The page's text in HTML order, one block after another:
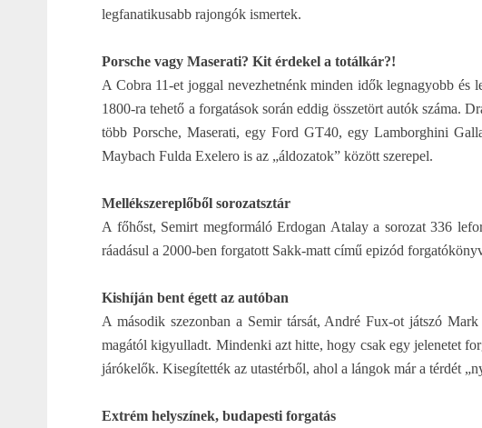
legfanatikusabb rajongók ismertek.
Porsche vagy Maserati? Kit érdekel a totálkár?!
A Cobra 11-et joggal nevezhetnénk minden idők legnagyobb és
1800-ra tehető a forgatások során eddig összetört autók száma.
több Porsche, Maserati, egy Ford GT40, egy Lamborghini
Maybach Fulda Exelero is az „áldozatok” között szerepel.
Mellékszereplőből sorozatsztár
A főhőst, Semirt megformáló Erdogan Atalay a sorozat 336
ráadásul a 2000-ben forgatott Sakk-matt című epizód
Kishíján bent égett az autóban
A második szezonban a Semir társát, André Fux-ot játszó
magától kigyulladt. Mindenki azt hitte, hogy csak egy jelenetet
járókelők. Kisegítették az utastérből, ahol a lángok már a térdét
Extrém helyszínek, budapesti forgatás